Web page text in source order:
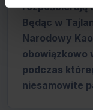
rozpościerają
Będąc w
Narodowy
obowiązkowo
podczas
niesamowite